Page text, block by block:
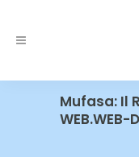
Mufasa: Il